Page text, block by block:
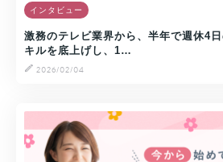
インタビュー
激務のテレビ業界から、半年で週休4
キルを底上げし、1…
2026/02/04